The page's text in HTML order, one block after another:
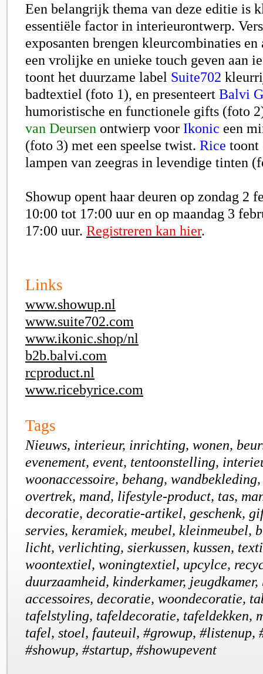
Een belangrijk thema van deze editie is
essentiële factor in interieurontwerp.
exposanten brengen kleurcombinaties en
een vrolijke en unieke touch geven aan
toont het duurzame label Suite702
badtextiel (foto 1), en presenteert Balvi
humoristische en functionele gifts (foto
van Deursen ontwierp voor Ikonic een
(foto 3) met een speelse twist. Rice toont
lampen van zeegras in levendige tinten
Showup opent haar deuren op zondag 2
10:00 tot 17:00 uur en op maandag 3
17:00 uur. Registreren kan hier.
Links
www.showup.nl
www.suite702.com
www.ikonic.shop/nl
b2b.balvi.com
rcproduct.nl
www.ricebyrice.com
Tags
Nieuws, interieur, inrichting, wonen,
evenement, event, tentoonstelling,
woonaccessoire, behang,
overtrek, mand, lifestyle-product, tas,
decoratie, decoratie-artikel, geschenk,
servies, keramiek, meubel, kleinmeubel,
licht, verlichting, sierkussen, kussen,
woontextiel, woningtextiel, upcylce,
duurzaamheid, kinderkamer,
accessoires, decoratie, woondecoratie,
tafelstyling, tafeldecoratie, tafeldekken,
tafel, stoel, fauteuil, #growup, #listenup,
#showup, #startup, #showupevent